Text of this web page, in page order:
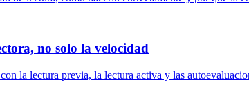
no solo la velocidad
la lectura previa, la lectura activa y las